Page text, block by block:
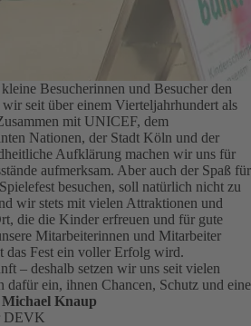
Besucherinnen und Besucher den
seit über einem Vierteljahrhundert als
mit UNICEF, dem
Nationen, der Stadt Köln und der
Aufklärung machen wir uns für
aufmerksam. Aber auch der Spaß für
besuchen, soll natürlich nicht zu
wir stets mit vielen Attraktionen und
die die Kinder erfreuen und für gute
Mitarbeiterinnen und Mitarbeiter
das Fest ein voller Erfolg wird.
– deshalb setzen wir uns seit vielen
dafür ein, ihnen Chancen, Schutz und eine
Michael Knaup
DEVK